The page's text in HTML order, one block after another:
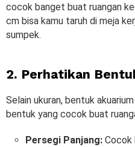
cocok banget buat ruangan
cm bisa kamu taruh di meja
sumpek.
2. Perhatikan
Selain ukuran, bentuk
bentuk yang cocok buat
Persegi Panjang: Cocok